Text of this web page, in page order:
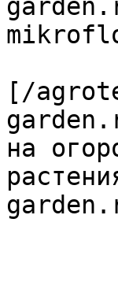
[/
на